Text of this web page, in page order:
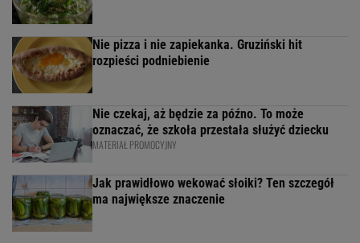
Nie pizza i nie zapiekanka. Gruziński hit
rozpieści podniebienie
Nie czekaj, aż będzie za późno. To może
oznaczać, że szkoła przestała służyć dziecku
MATERIAŁ PROMOCYJNY
Jak prawidłowo wekować słoiki? Ten szczegół
ma największe znaczenie